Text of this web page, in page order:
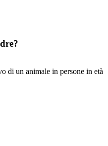
di un animale in persone in età